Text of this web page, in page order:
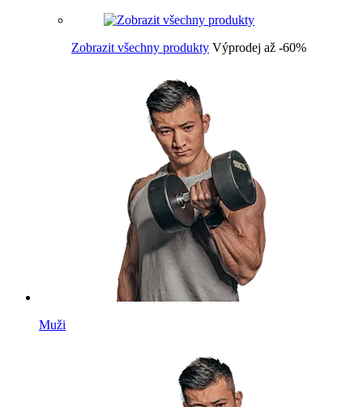
Zobrazit všechny produkty Výprodej až -60%
Muži